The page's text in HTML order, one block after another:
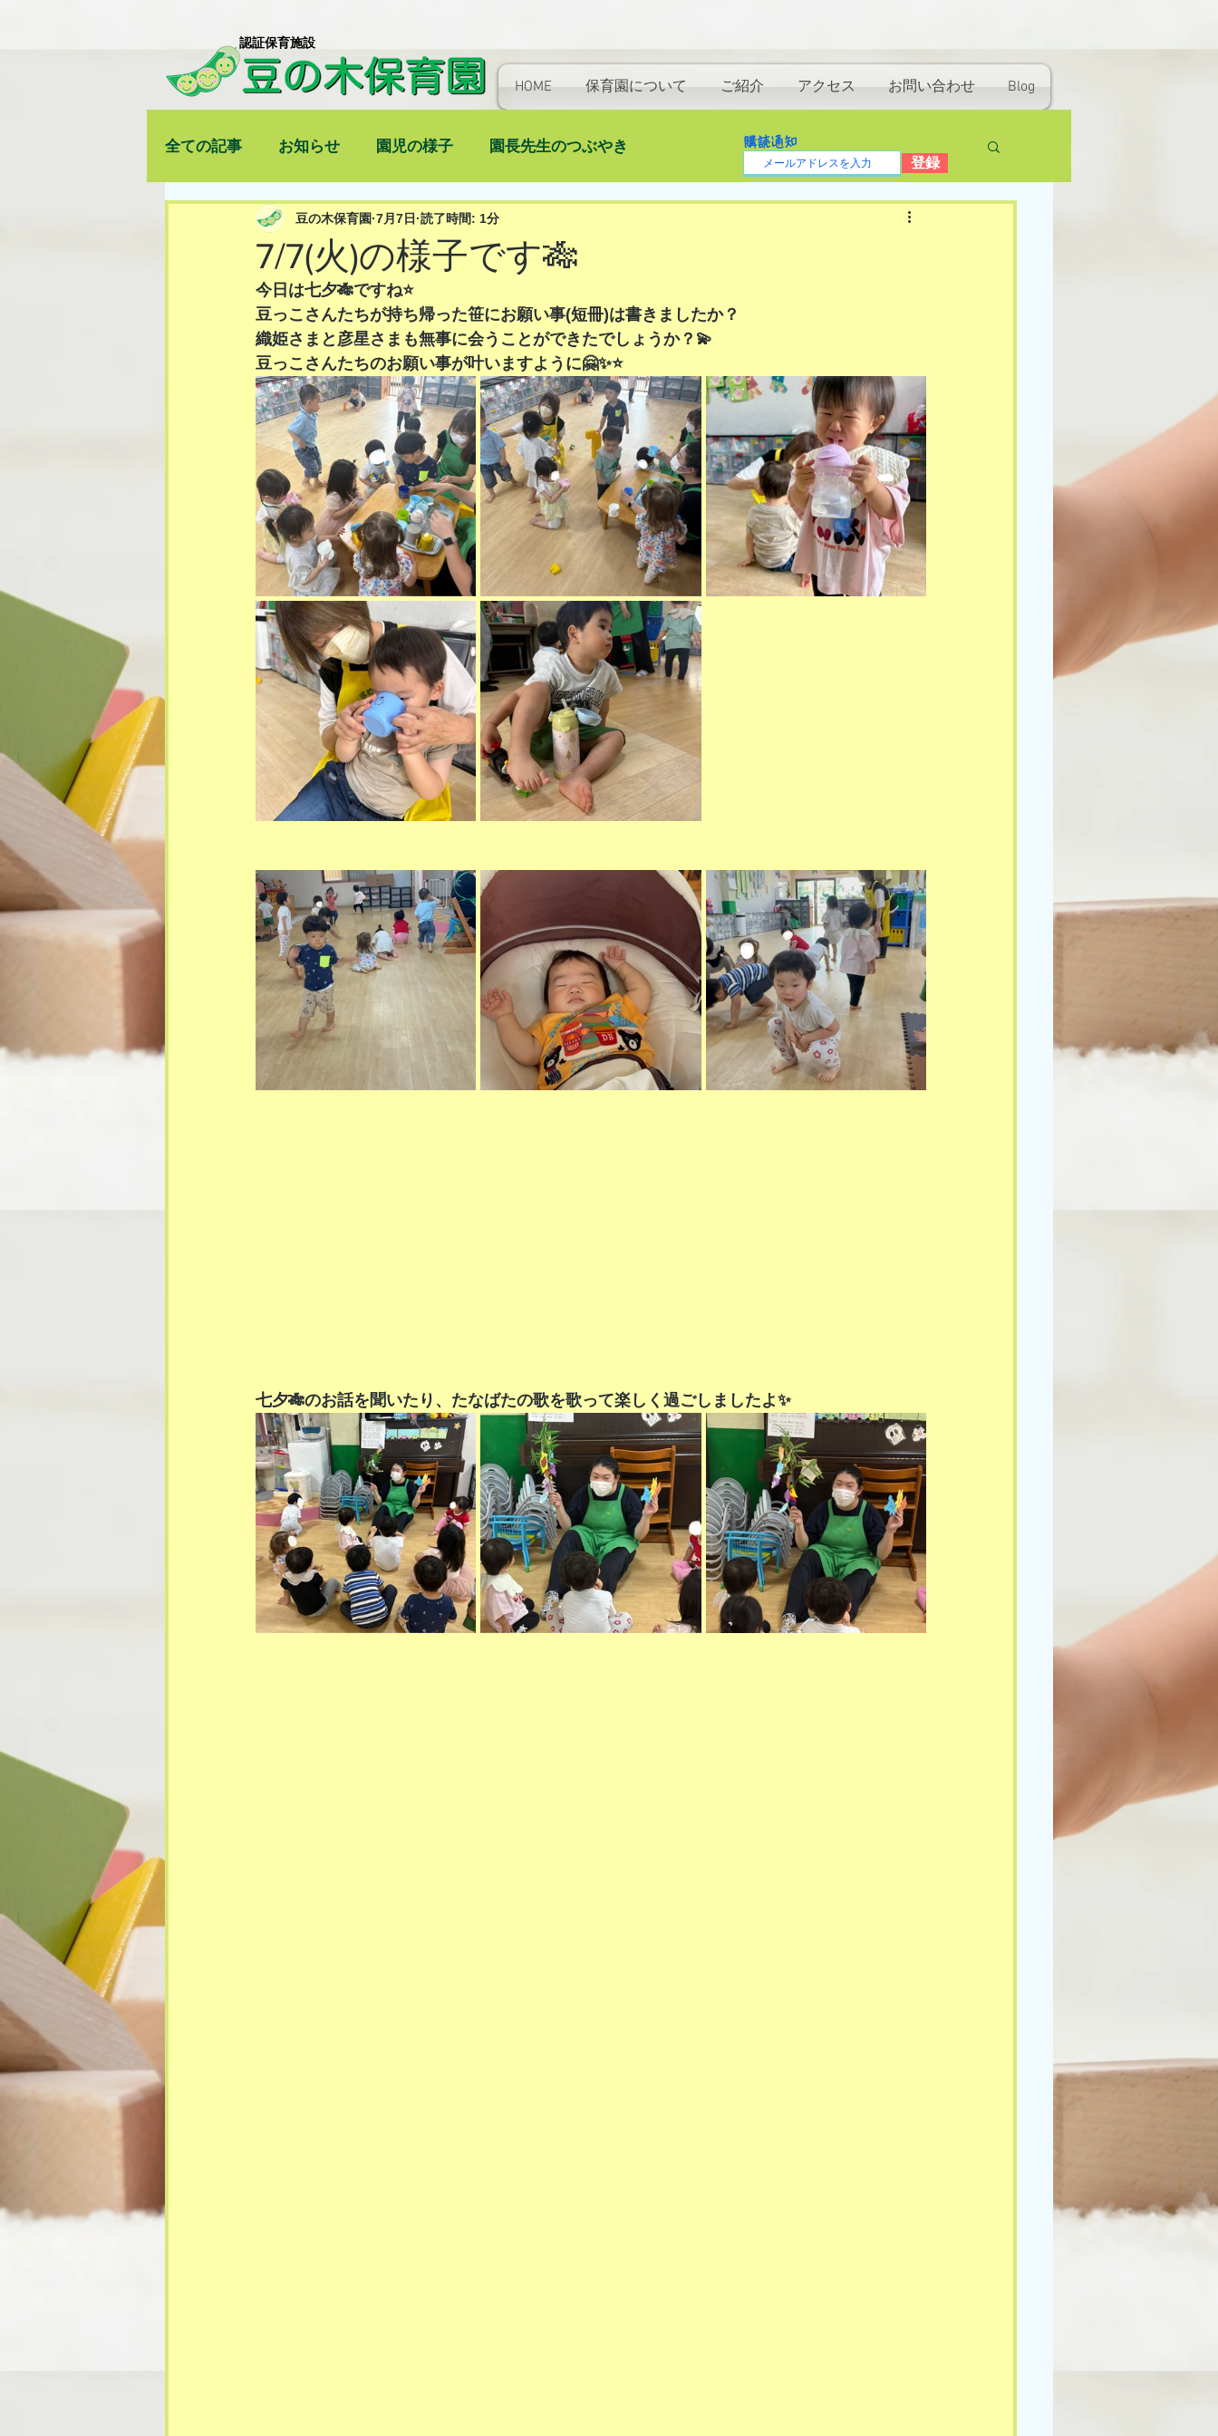
​認証保育施設
HOME 保育園について ご紹介 アクセス お問い合わせ Blog
全ての記事 お知らせ 園児の様子 園長先生のつぶやき
7/7(火)の様子です🎋
豆の木保育園 7月7日 読了時間: 1分
今日は七夕🎋ですね⭐️
豆っこさんたちが持ち帰った笹にお願い事(短冊)は書きましたか？
織姫さまと彦星さまも無事に会うことができたでしょうか？💫
豆っこさんたちのお願い事が叶いますように🤗✨⭐️
七夕🎋のお話を聞いたり、たなばたの歌を歌って楽しく過ごしましたよ✨
購読通知
登録